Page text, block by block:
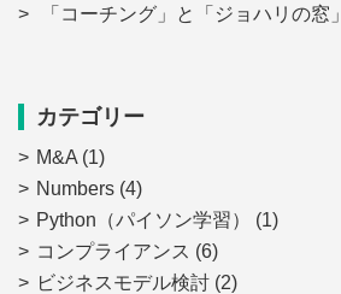
「コーチング」と「ジョハリの窓」
カテゴリー
M&A (1)
Numbers (4)
Python（パイソン学習）
(1)
コンプライアンス (6)
ビジネスモデル検討 (2)